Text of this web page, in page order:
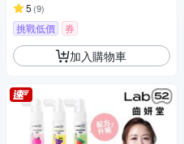
5 (9)
挑戰低價 券
加入購物車